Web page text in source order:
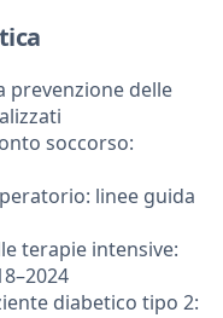
prevenzione delle
soccorso:
linee guida
terapie intensive:
diabetico tipo 2: